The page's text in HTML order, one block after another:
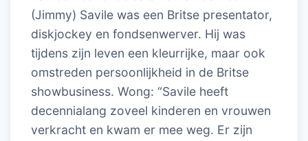
(Jimmy) Savile was een Britse presentator,
diskjockey en fondsenwerver. Hij was
tijdens zijn leven een kleurrijke, maar ook
omstreden persoonlijkheid in de Britse
showbusiness. Wong: “Savile heeft
decennialang zoveel kinderen en vrouwen
verkracht en kwam er mee weg. Er zijn